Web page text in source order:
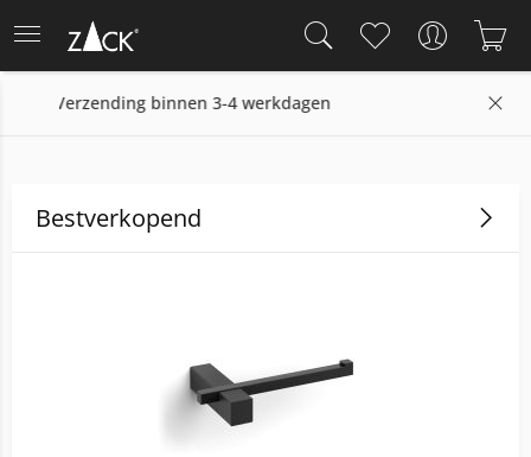
14 dagen retourrecht
Bestverkopend